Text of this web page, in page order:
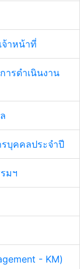
จ้าหน้าที่
ารดำเนินงาน
บุคคลประจำปี
มฯ
- KM)